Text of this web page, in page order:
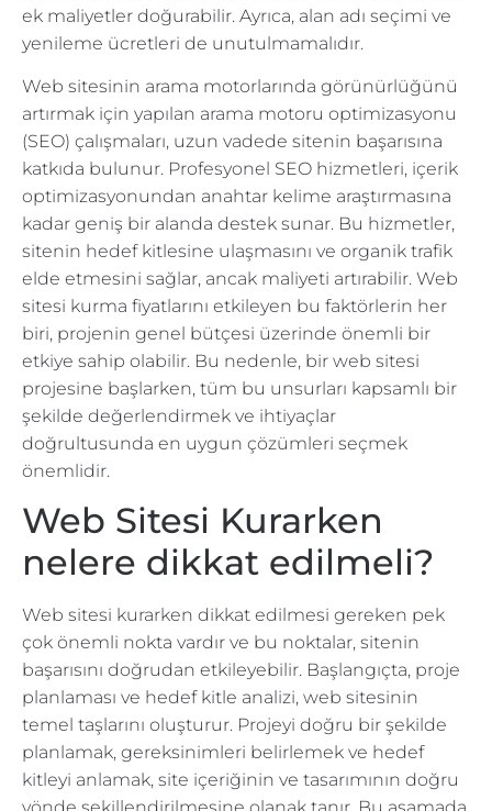
ek maliyetler doğurabilir. Ayrıca, alan adı seçimi ve
yenileme ücretleri de unutulmamalıdır.
Web sitesinin arama motorlarında görünürlüğünü
artırmak için yapılan arama motoru optimizasyonu
(SEO) çalışmaları, uzun vadede sitenin başarısına
katkıda bulunur. Profesyonel SEO hizmetleri, içerik
optimizasyonundan anahtar kelime araştırmasına
kadar geniş bir alanda destek sunar. Bu hizmetler,
sitenin hedef kitlesine ulaşmasını ve organik trafik
elde etmesini sağlar, ancak maliyeti artırabilir. Web
sitesi kurma fiyatlarını etkileyen bu faktörlerin her
biri, projenin genel bütçesi üzerinde önemli bir
etkiye sahip olabilir. Bu nedenle, bir web sitesi
projesine başlarken, tüm bu unsurları kapsamlı bir
şekilde değerlendirmek ve ihtiyaçlar
doğrultusunda en uygun çözümleri seçmek
önemlidir.
Web Sitesi Kurarken
nelere dikkat edilmeli?
Web sitesi kurarken dikkat edilmesi gereken pek
çok önemli nokta vardır ve bu noktalar, sitenin
başarısını doğrudan etkileyebilir. Başlangıçta, proje
planlaması ve hedef kitle analizi, web sitesinin
temel taşlarını oluşturur. Projeyi doğru bir şekilde
planlamak, gereksinimleri belirlemek ve hedef
kitleyi anlamak, site içeriğinin ve tasarımının doğru